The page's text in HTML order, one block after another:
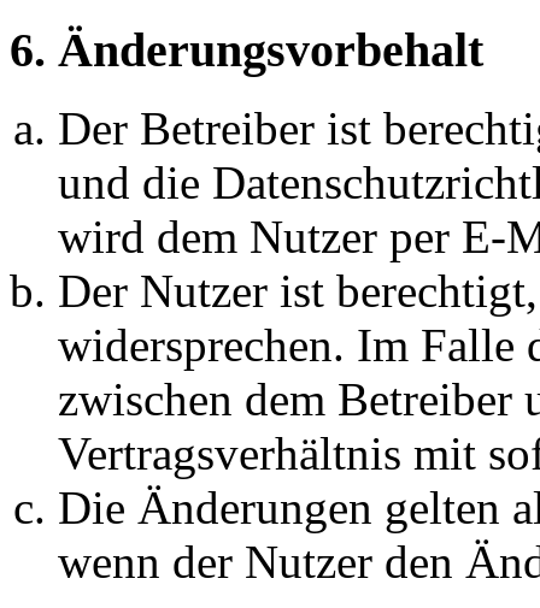
6. Änderungsvorbehalt
Der Betreiber ist
und die
wird dem Nutzer per E-
Der Nutzer ist
widersprechen. Im Falle
zwischen dem Betreiber
Vertragsverhältnis mit
Die Änderungen gelten
wenn der Nutzer den